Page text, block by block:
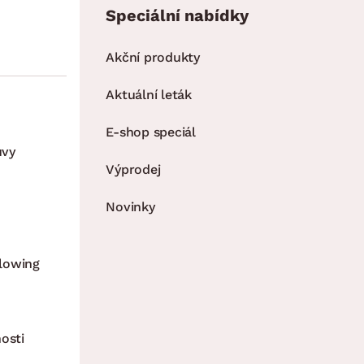
Speciální nabídky
Akční produkty
Aktuální leták
E-shop speciál
Výprodej
Novinky